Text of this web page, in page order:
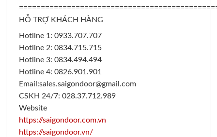
HỖ TRỢ KHÁCH HÀNG
Hotline 1: 0933.707.707
Hotline 2: 0834.715.715
Hotline 3: 0834.494.494
Hotline 4: 0826.901.901
Email:sales.saigondoor@gmail.com
CSKH 24/7: 028.37.712.989
Website
https://saigondoor.com.vn
https://saigondoor.vn/